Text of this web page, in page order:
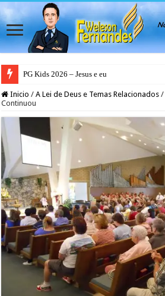
PG Kids 2026 – Jesus e eu
Inicio / A Lei de Deus e Temas Relacionados /
Continuou